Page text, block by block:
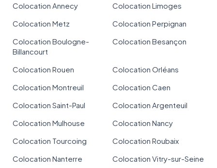
Colocation Annecy
Colocation Limoges
Colocation Metz
Colocation Perpignan
Colocation Boulogne-
Billancourt
Colocation Besançon
Colocation Rouen
Colocation Orléans
Colocation Montreuil
Colocation Caen
Colocation Saint-Paul
Colocation Argenteuil
Colocation Mulhouse
Colocation Nancy
Colocation Tourcoing
Colocation Roubaix
Colocation Nanterre
Colocation Vitry-sur-Seine